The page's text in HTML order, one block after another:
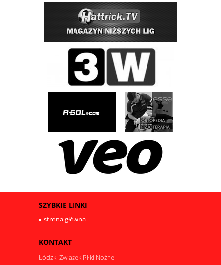
SZYBKIE LINKI
strona główna
KONTAKT
Łódzki Związek Piłki Nożnej